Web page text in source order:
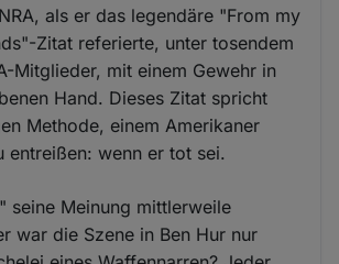
als er das legendäre "From my
Zitat referierte, unter tosendem
Mitglieder, mit einem Gewehr in
Hand. Dieses Zitat spricht
Methode, einem Amerikaner
entreißen: wenn er tot sei.
seine Meinung mittlerweile
war die Szene in Ben Hur nur